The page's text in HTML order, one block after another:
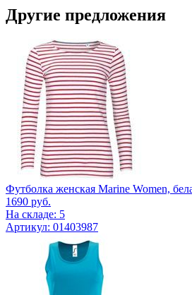
Другие предложения
Футболка женская Marine Women,
1690 руб.
На складе: 5
Артикул: 01403987